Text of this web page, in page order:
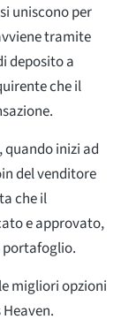
uniscono per
tramite
deposito a
che il
quando inizi ad
del venditore
che il
e approvato,
migliori opzioni